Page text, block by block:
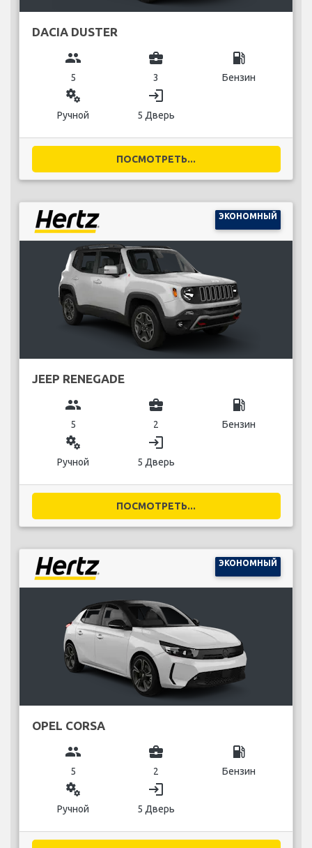
DACIA DUSTER
group
5
business_center
3
local_gas_station
Бензин
miscellaneous_services
Ручной
login
5 Дверь
ПОСМОТРЕТЬ...
ЭКОНОМНЫЙ
JEEP RENEGADE
group
5
business_center
2
local_gas_station
Бензин
miscellaneous_services
Ручной
login
5 Дверь
ПОСМОТРЕТЬ...
ЭКОНОМНЫЙ
OPEL CORSA
group
5
business_center
2
local_gas_station
Бензин
miscellaneous_services
Ручной
login
5 Дверь